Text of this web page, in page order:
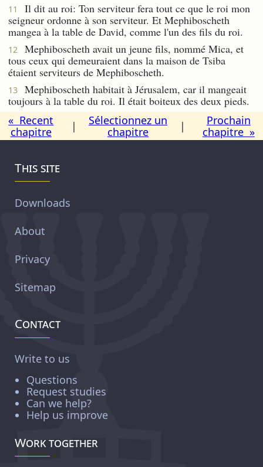
11
Il dit au roi: Ton serviteur fera tout ce que le roi mon
seigneur ordonne à son serviteur. Et Mephiboscheth
mangea à la table de David, comme l'un des fils du roi.
12
Mephiboscheth avait un jeune fils, nommé Mica, et
tous ceux qui demeuraient dans la maison de Tsiba
étaient serviteurs de Mephiboscheth.
13
Mephiboscheth habitait à Jérusalem, car il mangeait
toujours à la table du roi. Il était boiteux des deux pieds.
« Recent
chapitre
|
Sélectionnez un
chapitre
|
Prochain
chapitre »
This site
Downloads
About
Privacy
Sitemap
Contact
Write to us
Questions
Request studies
Can we help?
Help us improve
Work together